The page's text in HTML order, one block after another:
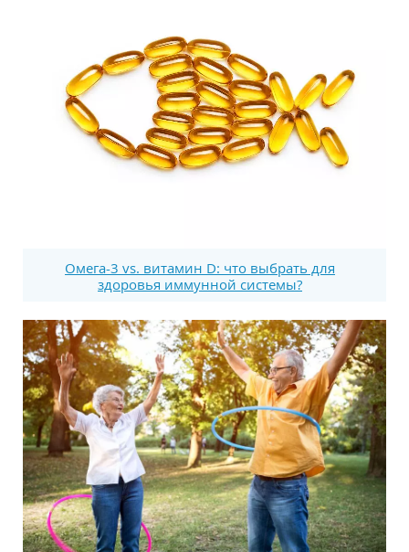
Омега-3 vs. витамин D: что выбрать для
здоровья иммунной системы?